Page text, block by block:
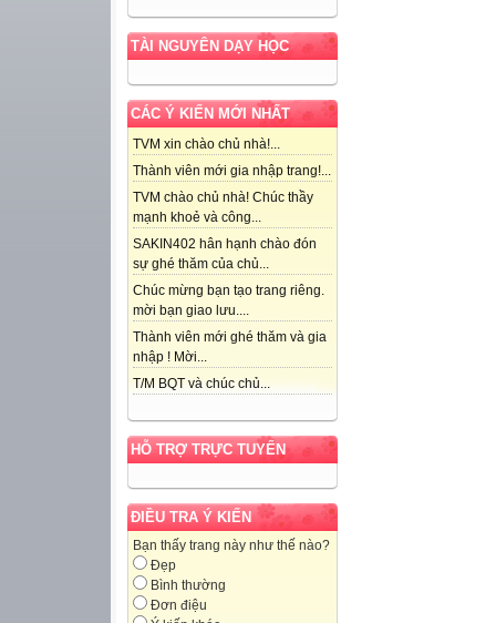
TÀI NGUYÊN DẠY HỌC
CÁC Ý KIẾN MỚI NHẤT
TVM xin chào chủ nhà!...
Thành viên mới gia nhập trang!...
TVM chào chủ nhà! Chúc thầy
mạnh khoẻ và công...
SAKIN402 hân hạnh chào đón
sự ghé thăm của chủ...
Chúc mừng bạn tạo trang riêng.
mời bạn giao lưu....
Thành viên mới ghé thăm và gia
nhập ! Mời...
T/M BQT và chúc chủ...
HỖ TRỢ TRỰC TUYẾN
ĐIỀU TRA Ý KIẾN
Bạn thấy trang này như thế nào?
Đẹp
Bình thường
Đơn điệu